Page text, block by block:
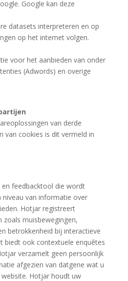
Google kan deze
datasets interpreteren en op
op het internet volgen.
voor het aanbieden van onder
(Adwords) en overige
van derde
van cookies is dit vermeld in
feedbacktool die wordt
niveau van informatie over
Hotjar registreert
zoals muisbewegingen,
betrokkenheid bij interactieve
biedt ook contextuele enquêtes
verzamelt geen persoonlijk
afgezien van datgene wat u
Hotjar houdt uw